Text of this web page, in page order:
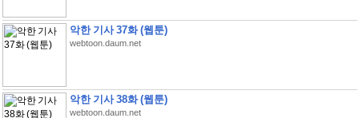
악한 기사 37화 (웹툰)
webtoon.daum.net
악한 기사 38화 (웹툰)
webtoon.daum.net